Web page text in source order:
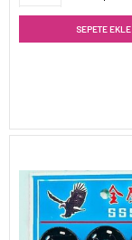
SEPETE EKLE